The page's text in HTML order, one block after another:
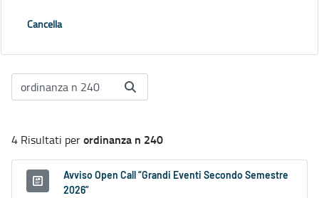
Cancella
4 Risultati perordinanza n 240
Avviso Open Call “Grandi Eventi Secondo Semestre
2026”